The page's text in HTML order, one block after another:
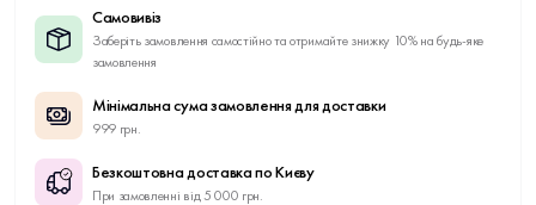
Самовивіз
Заберіть замовлення самостійно та отримайте знижку 10% на будь-яке
замовлення
Мінімальна сума замовлення для доставки
999 грн.
Безкоштовна доставка по Києву
При замовленні від 5 000 грн.